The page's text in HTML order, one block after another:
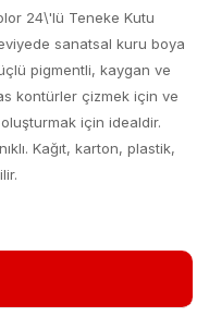
24\'lü Teneke Kutu
sanatsal kuru boya
pigmentli, kaygan ve
kontürler çizmek için ve
için idealdir.
Kağıt, karton, plastik,